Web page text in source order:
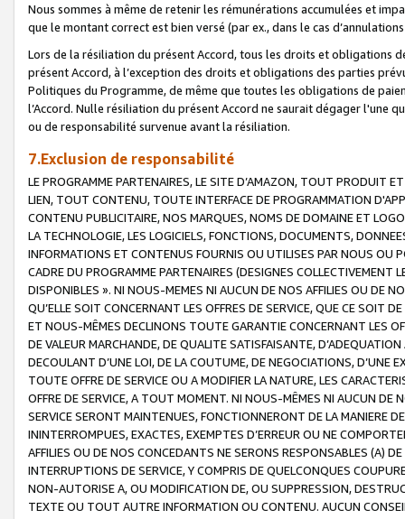
Nous sommes à même de retenir les rémunérations accumulées et
que le montant correct est bien versé (par ex., dans le cas
Lors de la résiliation du présent Accord, tous les droits et obligations
présent Accord, à l’exception des droits et obligations des parties
Politiques du Programme, de même que toutes les obligations de
l’Accord. Nulle résiliation du présent Accord ne saurait dégager l'une
ou de responsabilité survenue avant la résiliation.
7.Exclusion de responsabilité
LE PROGRAMME PARTENAIRES, LE SITE D’AMAZON, TOUT PRODUIT
LIEN, TOUT CONTENU, TOUTE INTERFACE DE PROGRAMMATION
CONTENU PUBLICITAIRE, NOS MARQUES, NOMS DE DOMAINE ET
LA TECHNOLOGIE, LES LOGICIELS, FONCTIONS, DOCUMENTS,
INFORMATIONS ET CONTENUS FOURNIS OU UTILISES PAR NOUS OU
CADRE DU PROGRAMME PARTENAIRES (DESIGNES COLLECTIVEMENT
DISPONIBLES ». NI NOUS-MEMES NI AUCUN DE NOS AFFILIES OU DE
QU’ELLE SOIT CONCERNANT LES OFFRES DE SERVICE, QUE CE SOIT
ET NOUS-MÊMES DECLINONS TOUTE GARANTIE CONCERNANT LES
DE VALEUR MARCHANDE, DE QUALITE SATISFAISANTE,
DECOULANT D’UNE LOI, DE LA COUTUME, DE NEGOCIATIONS, D’UNE
TOUTE OFFRE DE SERVICE OU A MODIFIER LA NATURE, LES
OFFRE DE SERVICE, A TOUT MOMENT. NI NOUS-MÊMES NI AUCUN DE
SERVICE SERONT MAINTENUES, FONCTIONNERONT DE LA MANIERE
ININTERROMPUES, EXACTES, EXEMPTES D’ERREUR OU NE
AFFILIES OU DE NOS CONCEDANTS NE SERONS RESPONSABLES (A)
INTERRUPTIONS DE SERVICE, Y COMPRIS DE QUELCONQUES
NON-AUTORISE A, OU MODIFICATION DE, OU SUPPRESSION,
TEXTE OU TOUT AUTRE INFORMATION OU CONTENU. AUCUN